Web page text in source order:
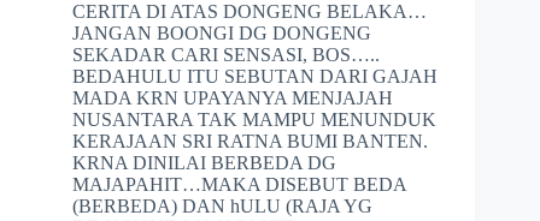
CERITA DI ATAS DONGENG BELAKA…
JANGAN BOONGI DG DONGENG
SEKADAR CARI SENSASI, BOS…..
BEDAHULU ITU SEBUTAN DARI GAJAH
MADA KRN UPAYANYA MENJAJAH
NUSANTARA TAK MAMPU MENUNDUK
KERAJAAN SRI RATNA BUMI BANTEN.
KRNA DINILAI BERBEDA DG
MAJAPAHIT…MAKA DISEBUT BEDA
(BERBEDA) DAN hULU (RAJA YG